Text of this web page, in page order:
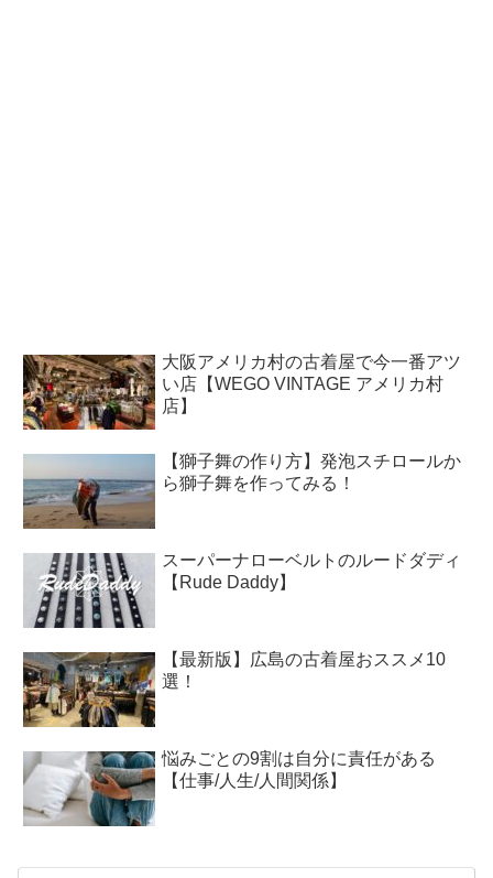
大阪アメリカ村の古着屋で今一番アツ
い店【WEGO VINTAGE アメリカ村
店】
【獅子舞の作り方】発泡スチロールか
ら獅子舞を作ってみる！
スーパーナローベルトのルードダディ
【Rude Daddy】
【最新版】広島の古着屋おススメ10
選！
悩みごとの9割は自分に責任がある
【仕事/人生/人間関係】